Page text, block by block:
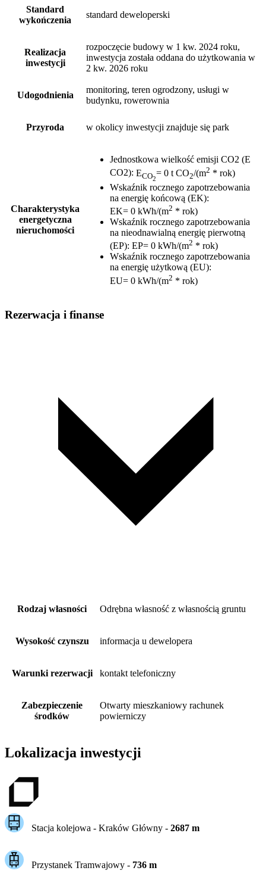
Standard
wykończenia
standard deweloperski
Realizacja
inwestycji
rozpoczęcie budowy w 1 kw. 2024 roku,
inwestycja została oddana do użytkowania w
2 kw. 2026 roku
Udogodnienia
monitoring, teren ogrodzony, usługi w
budynku, rowerownia
Przyroda w okolicy inwestycji znajduje się park
Charakterystyka
energetyczna
nieruchomości
Jednostkowa wielkość emisji CO2 (E
CO2): ECO2
= 0 t CO2/(m2 * rok)
Wskaźnik rocznego zapotrzebowania
na energię końcową (EK):
EK= 0 kWh/(m2 * rok)
Wskaźnik rocznego zapotrzebowania
na nieodnawialną energię pierwotną
(EP): EP= 0 kWh/(m2 * rok)
Wskaźnik rocznego zapotrzebowania
na energię użytkową (EU):
EU= 0 kWh/(m2 * rok)
Rezerwacja i finanse
Rodzaj własności Odrębna własność z własnością gruntu
Wysokość czynszu informacja u dewelopera
Warunki rezerwacji kontakt telefoniczny
Zabezpieczenie
środków
Otwarty mieszkaniowy rachunek
powierniczy
Lokalizacja inwestycji
Stacja kolejowa - Kraków Główny- 2687m
Przystanek Tramwajowy - 736m